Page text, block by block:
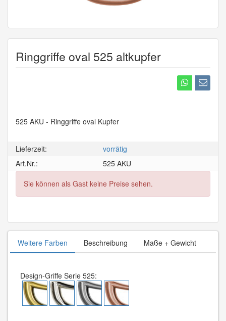
Ringgriffe oval 525 altkupfer
525 AKU - Ringgriffe oval Kupfer
Lieferzeit:
vorrätig
Art.Nr.:
525 AKU
Sie können als Gast keine Preise sehen.
Weitere Farben Beschreibung Maße + Gewicht
Design-Griffe Serie 525: